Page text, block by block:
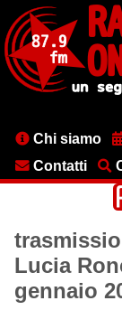
contenuto
principale
MenuChi siamo
Contatti
Lucia
gennaio